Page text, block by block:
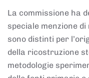
La commissione ha
speciale menzione
sono distinti per
della ricostruzione
metodologie